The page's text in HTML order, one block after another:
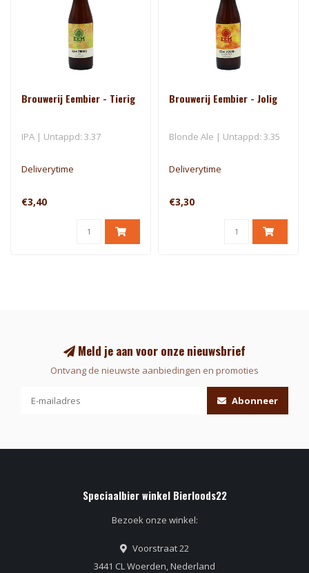
Brouwerij Eembier - Tierig
IPA | Untappd: 3.37
Deliverytime
€3,40
Brouwerij Eembier - Jolig
Blonde Ale | Untappd: 3.35
Deliverytime
€3,30
Meld je aan voor onze nieuwsbrief
Ontvang de nieuwste aanbiedingen en promoties
Abonneer
Speciaalbier winkel Bierloods22
Bezoek onze winkel:
Voorstraat 22
3441 CL Woerden, Nederland